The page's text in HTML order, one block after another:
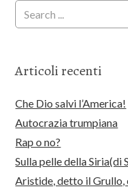
Articoli recenti
Che Dio salvi l’America!
Autocrazia trumpiana
Rap o no?
Sulla pelle della Siria(di
Aristide, detto il Grullo,